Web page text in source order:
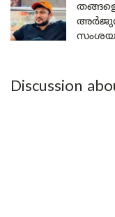
തങ്ങളെ
അർജുൻ
Discussion